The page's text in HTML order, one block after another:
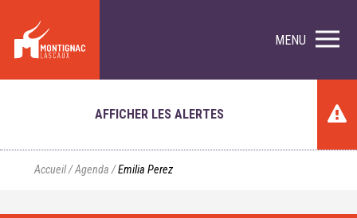
MENU
AFFICHER LES ALERTES
Accueil/Agenda /Emilia Perez